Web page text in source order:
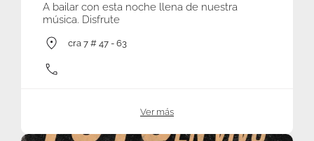
A bailar con esta noche llena de nuestra
música. Disfrute
cra 7 # 47 - 63
Ver más